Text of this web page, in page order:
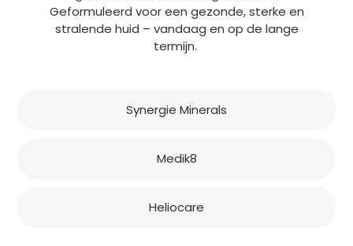
Synergie Minerals
Medik8
Heliocare
Geformuleerd voor een gezonde, sterke en
stralende huid – vandaag en op de lange
termijn.